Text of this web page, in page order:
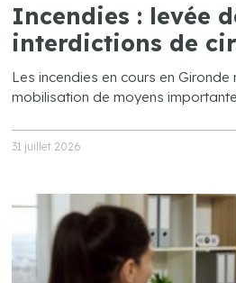
Incendies : levée
interdictions de
Les incendies en cours en Gironde
mobilisation de moyens
31 juillet 2026